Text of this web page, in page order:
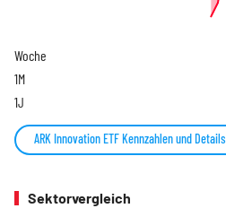
Woche
1M
1J
ARK Innovation ETF Kennzahlen und Details
Sektorvergleich